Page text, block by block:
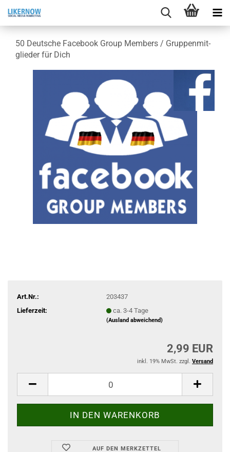
50 Deut­sche Face­book Group Mem­bers / Grup­pen­mit­
glie­der für Dich
Art.Nr.:
203437
Lieferzeit:
ca. 3-4 Tage
(Ausland abweichend)
2,99 EUR
inkl. 19% MwSt. zzgl. Versand
AUF DEN MERKZETTEL